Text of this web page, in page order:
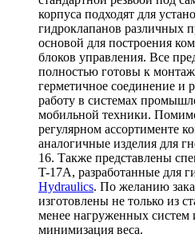
корпуса подходят для
гидроклапанов различных
основой для построения
блоков управления. Все
полностью готовы к
герметичное соединение и
работу в системах
мобильной техники.
регулярном ассортименте
аналогичные изделия для
16. Также представлены
T-17A, разработанные для
Hydraulics. По желанию
изготовлены не только из
менее нагруженных систем
минимизация веса.